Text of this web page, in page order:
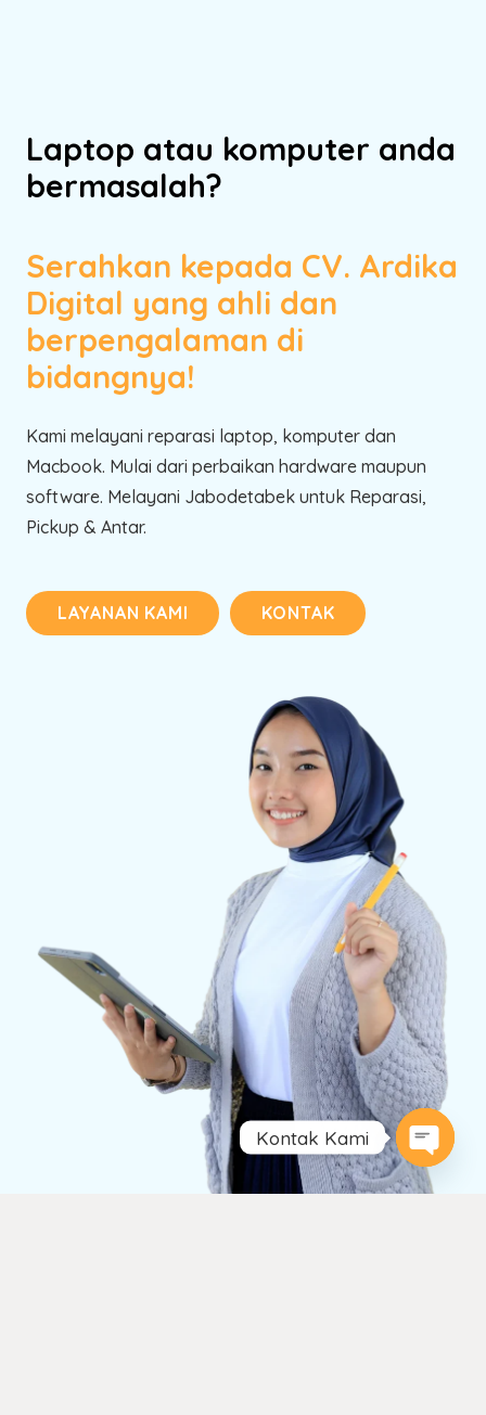
Laptop atau komputer anda
bermasalah?
Serahkan kepada CV. Ardika
Digital yang ahli dan
berpengalaman di
bidangnya!
Kami melayani reparasi laptop, komputer dan
Macbook. Mulai dari perbaikan hardware maupun
software. Melayani Jabodetabek untuk Reparasi,
Pickup & Antar.
LAYANAN KAMI KONTAK
Kontak Kami
Open